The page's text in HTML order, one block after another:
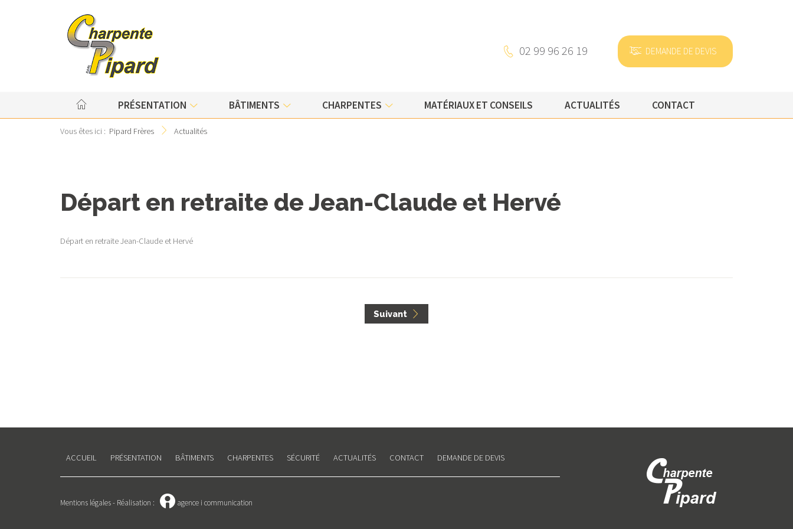
Poulailler
Fosse couverte
végétalisée
b 02 99 96 26 19 { DEMANDE DE DEVIS
7 PRÉSENTATION BÂTIMENTS CHARPENTES MATÉRIAUX ET CONSEILS ACTUALITÉS CONTACT
Vous êtes ici : Pipard Frères F Actualités
Départ en retraite de Jean-Claude et Hervé
Départ en retraite Jean-Claude et Hervé
Suivant <
ACCUEIL PRÉSENTATION BÂTIMENTS CHARPENTES SÉCURITÉ ACTUALITÉS CONTACT DEMANDE DE DEVIS
Mentions légales- Réalisation : W agence i communication